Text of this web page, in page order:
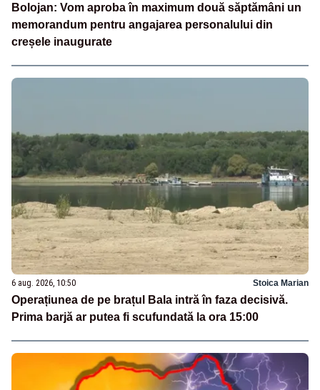
Bolojan: Vom aproba în maximum două săptămâni un
memorandum pentru angajarea personalului din
creșele inaugurate
6 aug. 2026, 10:50 Stoica Marian
Operațiunea de pe brațul Bala intră în faza decisivă.
Prima barjă ar putea fi scufundată la ora 15:00